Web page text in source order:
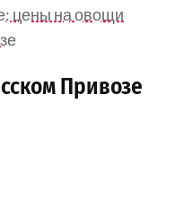
Привозе